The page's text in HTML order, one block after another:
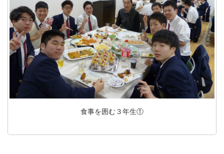
食事を囲む３年生①